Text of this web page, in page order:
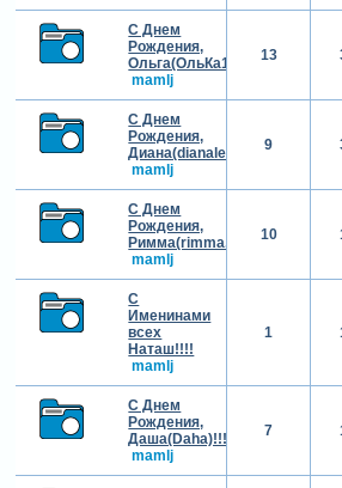
С Днем
Рождения,
Ольга(ОльКа1009)!!!
mamlj
13
С Днем
Рождения,
Диана(dianales777)!!!
mamlj
9
С Днем
Рождения,
Римма(rimma.S)!!!
mamlj
10
С
Именинами
всех
Наташ!!!!
mamlj
1
С Днем
Рождения,
Даша(Daha)!!!
mamlj
7